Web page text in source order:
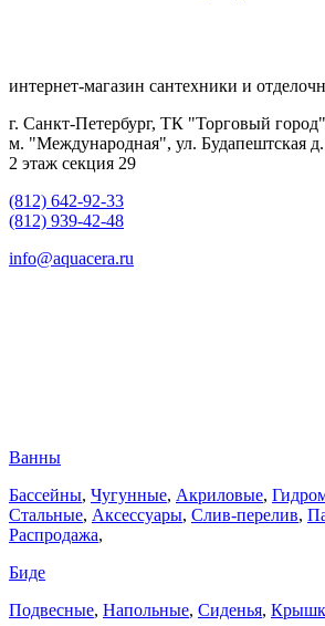
интернет-магазин сантехники и
г. Санкт-Петербург, ТК "Торговый город"
м. "Международная", ул. Будапештская
2 этаж секция 29
(812) 642-92-33
(812) 939-42-48
info@aquacera.ru
Ванны
Бассейны, Чугунные, Акриловые,
Стальные, Аксессуары, Слив-перелив,
Распродажа,
Биде
Подвесные, Напольные, Сиденья,